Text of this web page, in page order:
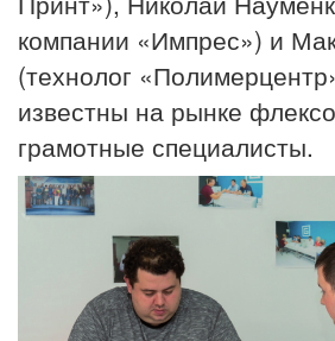
компании «Импрес») и
(технолог
известны на рынке
грамотные специалисты.